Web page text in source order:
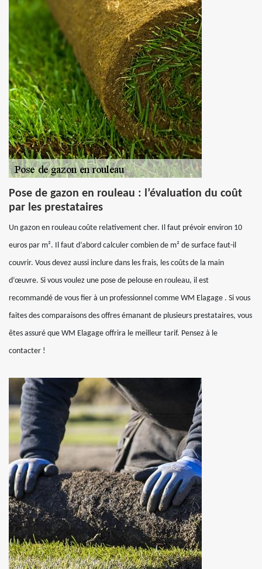
Pose de gazon en rouleau : l’évaluation du coût
par les prestataires
Un gazon en rouleau coûte relativement cher. Il faut prévoir environ 10
euros par m². Il faut d’abord calculer combien de m² de surface faut-il
couvrir. Vous devez aussi inclure dans les frais, les coûts de la main
d’œuvre. Si vous voulez une pose de pelouse en rouleau, il est
recommandé de vous fier à un professionnel comme WM Elagage . Si vous
faites des comparaisons des offres émanant de plusieurs prestataires, vous
êtes assuré que WM Elagage offrira le meilleur tarif. Pensez à le
contacter !